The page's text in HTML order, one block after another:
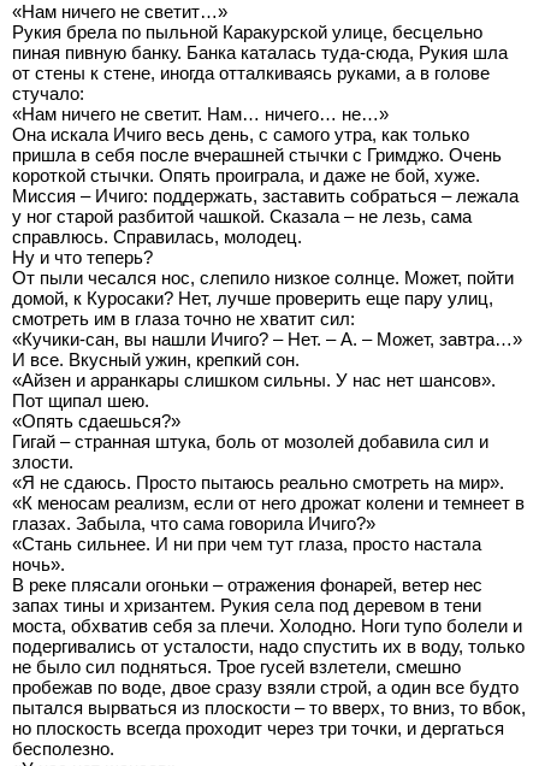
«Нам ничего не светит…»
Рукия брела по пыльной Каракурской улице, бесцельно
пиная пивную банку. Банка каталась туда-сюда, Рукия шла
от стены к стене, иногда отталкиваясь руками, а в голове
стучало:
«Нам ничего не светит. Нам… ничего… не…»
Она искала Ичиго весь день, с самого утра, как только
пришла в себя после вчерашней стычки с Гримджо. Очень
короткой стычки. Опять проиграла, и даже не бой, хуже.
Миссия – Ичиго: поддержать, заставить собраться – лежала
у ног старой разбитой чашкой. Сказала – не лезь, сама
справлюсь. Справилась, молодец.
Ну и что теперь?
От пыли чесался нос, слепило низкое солнце. Может, пойти
домой, к Куросаки? Нет, лучше проверить еще пару улиц,
смотреть им в глаза точно не хватит сил:
«Кучики-сан, вы нашли Ичиго? – Нет. – А. – Может, завтра…»
И все. Вкусный ужин, крепкий сон.
«Айзен и арранкары слишком сильны. У нас нет шансов».
Пот щипал шею.
«Опять сдаешься?»
Гигай – странная штука, боль от мозолей добавила сил и
злости.
«Я не сдаюсь. Просто пытаюсь реально смотреть на мир».
«К меносам реализм, если от него дрожат колени и темнеет в
глазах. Забыла, что сама говорила Ичиго?»
«Стань сильнее. И ни при чем тут глаза, просто настала
ночь».
В реке плясали огоньки – отражения фонарей, ветер нес
запах тины и хризантем. Рукия села под деревом в тени
моста, обхватив себя за плечи. Холодно. Ноги тупо болели и
подергивались от усталости, надо спустить их в воду, только
не было сил подняться. Трое гусей взлетели, смешно
пробежав по воде, двое сразу взяли строй, а один все будто
пытался вырваться из плоскости – то вверх, то вниз, то вбок,
но плоскость всегда проходит через три точки, и дергаться
бесполезно.